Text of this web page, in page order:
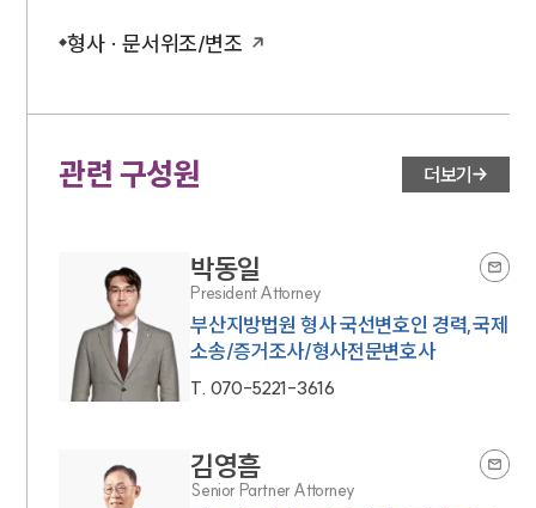
형사 · 문서위조/변조
관련 구성원 더보기
박동일
President Attorney
부산지방법원 형사 국선변호인 경력,국제
소송/증거조사/형사전문변호사
T. 070-5221-3616
김영흠
Senior Partner Attorney